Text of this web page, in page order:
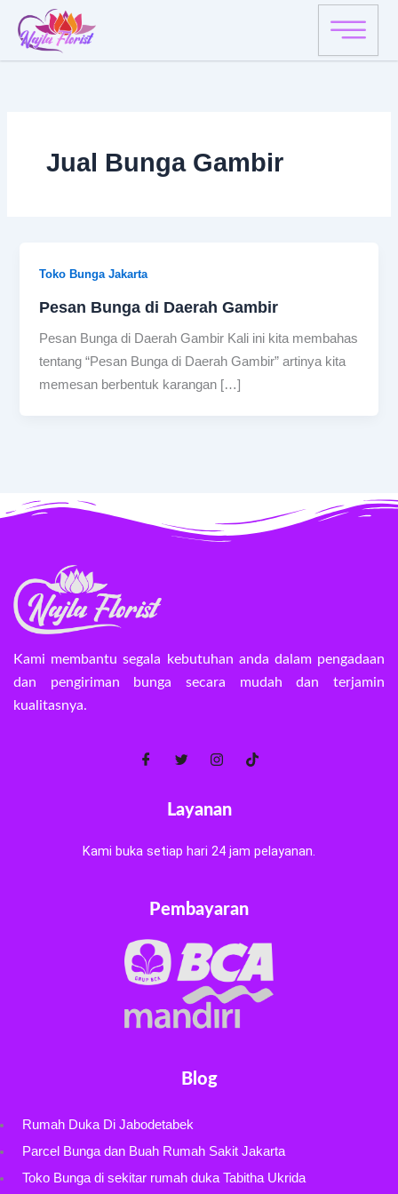
Jual Bunga Gambir
Toko Bunga Jakarta
Pesan Bunga di Daerah Gambir
Pesan Bunga di Daerah Gambir Kali ini kita membahas
tentang “Pesan Bunga di Daerah Gambir” artinya kita
memesan berbentuk karangan […]
Kami membantu segala kebutuhan anda dalam pengadaan
dan pengiriman bunga secara mudah dan terjamin
kualitasnya.
Layanan
Kami buka setiap hari 24 jam pelayanan.
Pembayaran
Blog
Rumah Duka Di Jabodetabek
Parcel Bunga dan Buah Rumah Sakit Jakarta
Toko Bunga di sekitar rumah duka Tabitha Ukrida